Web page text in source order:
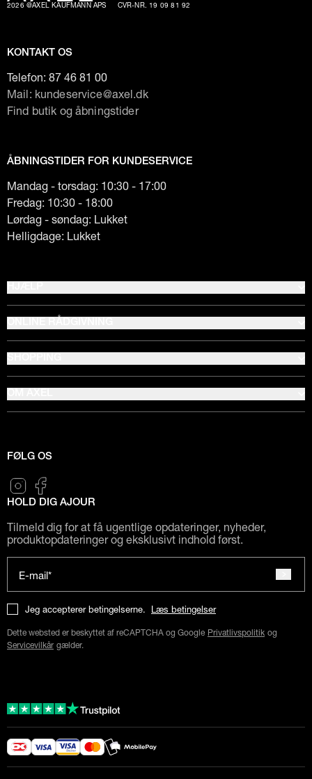
2026 @AXEL KAUFMANN APS CVR-NR. 19 09 81 92
KONTAKT OS
Telefon: 87 46 81 00
Mail: kundeservice@axel.dk
Find butik og åbningstider
ÅBNINGSTIDER FOR KUNDESERVICE
Mandag - torsdag: 10:30 - 17:00
Fredag: 10:30 - 18:00
Lørdag - søndag: Lukket
Helligdage: Lukket
FØLG OS
HOLD DIG AJOUR
Tilmeld dig for at få ugentlige opdateringer, nyheder,
produktopdateringer og eksklusivt indhold først.
E-mail*
Jeg accepterer betingelserne. Læs betingelser
Dette websted er beskyttet af reCAPTCHA og Google Privatlivspolitik og
Servicevilkår gælder.